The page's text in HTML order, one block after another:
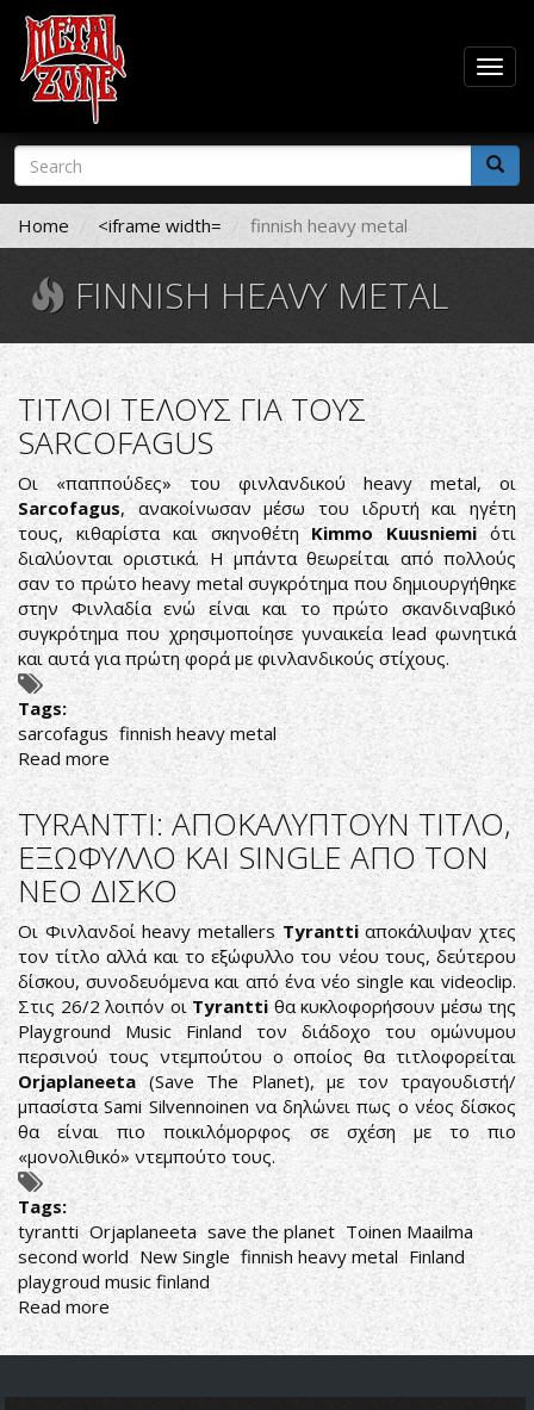
Skip
main
content
Search
form
Search
Home <iframe width= finnish heavy metal
FINNISH HEAVY METAL
ΤΙΤΛΟΙ ΤΕΛΟΥΣ ΓΙΑ ΤΟΥΣ
SARCOFAGUS
Οι «παππούδες» του φινλανδικού heavy metal, οι
Sarcofagus, ανακοίνωσαν μέσω του ιδρυτή και ηγέτη
τους, κιθαρίστα και σκηνοθέτηKimmo Kuusniemiότι
διαλύονται οριστικά. Η μπάντα θεωρείται από πολλούς
σαν το πρώτο heavy metal συγκρότημα που δημιουργήθηκε
στην Φινλαδία ενώ είναι και το πρώτο σκανδιναβικό
συγκρότημα που χρησιμοποίησε γυναικεία lead φωνητικά
και αυτά για πρώτη φορά με φινλανδικούς στίχους.
Tags:
sarcofagus finnish heavy metal
Read more about
ΤΙΤΛΟΙ
ΤΕΛΟΥΣ
ΓΙΑ
ΤΟΥΣ
SARCOFAGUS
TYRANTTI: ΑΠΟΚΑΛΥΠΤΟΥΝ ΤΙΤΛΟ,
ΕΞΩΦΥΛΛΟ ΚΑΙ SINGLE ΑΠΟ ΤΟΝ
ΝΕΟ ΔΙΣΚΟ
Οι Φινλανδοί heavy metallersTyranttiαποκάλυψαν χτες
τον τίτλο αλλά και το εξώφυλλο του νέου τους, δεύτερου
δίσκου, συνοδευόμενα και από ένα νέο single και videoclip.
Στις 26/2 λοιπόν οιTyrantti θα κυκλοφορήσουν μέσω της
Playground Music Finland τον διάδοχο του ομώνυμου
περσινού τους ντεμπούτου ο οποίος θα τιτλοφορείται
Orjaplaneeta (Save The Planet), με τον τραγουδιστή/
μπασίστα Sami Silvennoinen να δηλώνει πως ο νέος δίσκος
θα είναι πιο ποικιλόμορφος σε σχέση με το πιο
«μονολιθικό» ντεμπούτο τους.
Tags:
tyrantti Orjaplaneeta save the planet Toinen Maailma
second world New Single finnish heavy metal Finland
playgroud music finland
Read more about
TYRANTTI:
ΑΠΟΚΑΛΥΠΤΟΥΝ